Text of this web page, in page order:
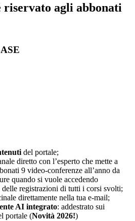
riservato agli abbonati
del portale;
diretto con l’esperto che mette a
9 video-conferenze all’anno da
quando si vuole accedendo
registrazioni di tutti i corsi svolti;
direttamente nella tua e-mail;
AI integrato: addestrato sui
portale (Novità 2026!)